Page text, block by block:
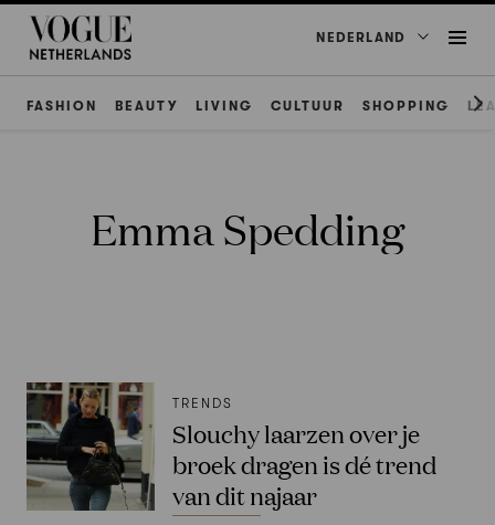
NEDERLAND
FASHION BEAUTY LIVING CULTUUR SHOPPING
Emma Spedding
TRENDS
Slouchy laarzen over je
broek dragen is dé trend
van dit najaar